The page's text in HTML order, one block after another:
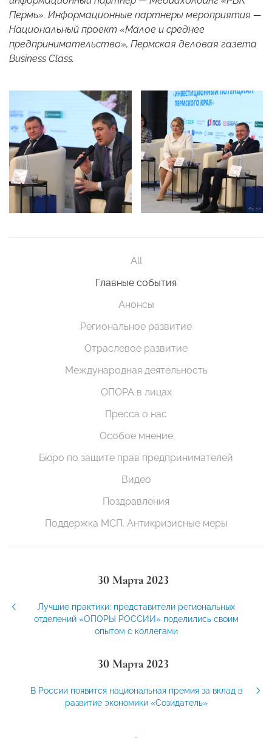
Пермь». Информационные партнеры мероприятия —
Национальный проект «Малое и среднее
предпринимательство», Пермская деловая газета
Business Class.
All
Главные события
Анонсы
Региональное развитие
Отраслевое развитие
Международная деятельность
ОПОРА в лицах
Пресса о нас
Особое мнение
Бюро по защите прав предпринимателей
Видео
Поздравления
Поддержка МСП. Антикризисные меры
30 Марта 2023
Лучшие практики: представители региональных
отделений «ОПОРЫ РОССИИ» поделились своим
опытом с коллегами
30 Марта 2023
В России появится национальная премия за вклад в
развитие экономики «Созидатель»